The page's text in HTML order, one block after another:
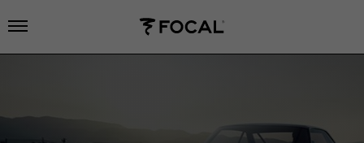
Открыть меню